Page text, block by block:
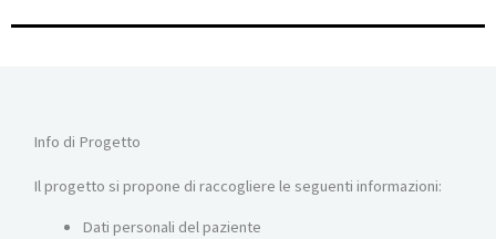
Info di Progetto
Il progetto si propone di raccogliere le seguenti informazioni:
Dati personali del paziente